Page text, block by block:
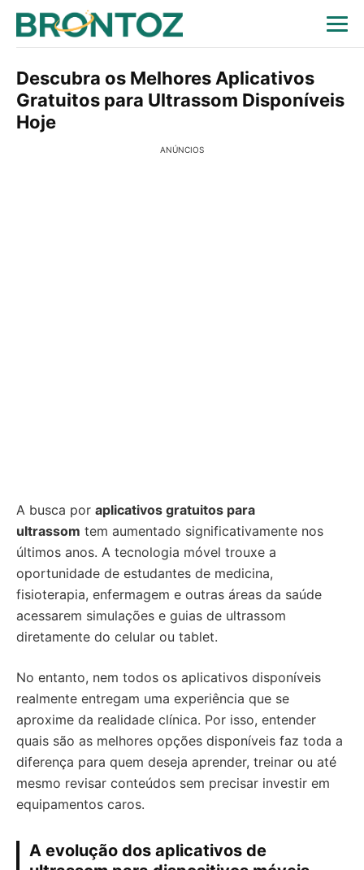
Descubra os Melhores Aplicativos
Gratuitos para Ultrassom Disponíveis
Hoje
ANÚNCIOS
A busca por aplicativos gratuitos para
ultrassom tem aumentado significativamente nos
últimos anos. A tecnologia móvel trouxe a
oportunidade de estudantes de medicina,
fisioterapia, enfermagem e outras áreas da saúde
acessarem simulações e guias de ultrassom
diretamente do celular ou tablet.
No entanto, nem todos os aplicativos disponíveis
realmente entregam uma experiência que se
aproxime da realidade clínica. Por isso, entender
quais são as melhores opções disponíveis faz toda a
diferença para quem deseja aprender, treinar ou até
mesmo revisar conteúdos sem precisar investir em
equipamentos caros.
A evolução dos aplicativos de